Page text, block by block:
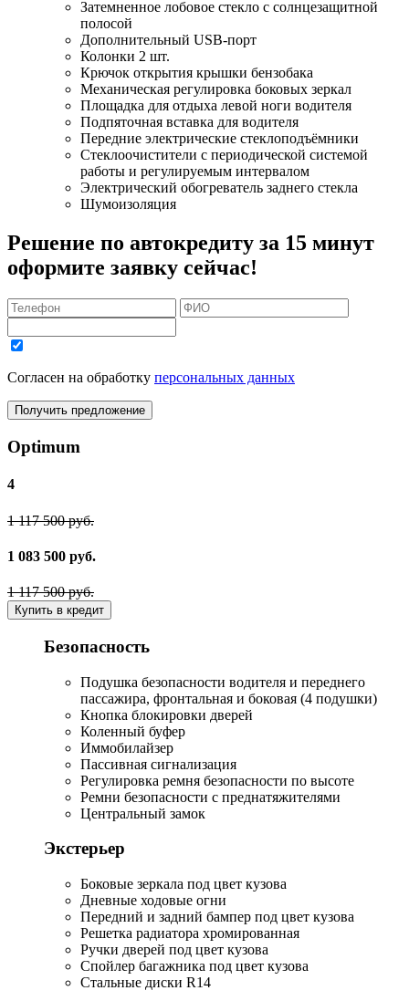
Затемненное лобовое стекло с солнцезащитной
полосой
Дополнительный USB-порт
Колонки 2 шт.
Крючок открытия крышки бензобака
Механическая регулировка боковых зеркал
Площадка для отдыха левой ноги водителя
Подпяточная вставка для водителя
Передние электрические стеклоподъёмники
Стеклоочистители с периодической системой
работы и регулируемым интервалом
Электрический обогреватель заднего стекла
Шумоизоляция
Решение по автокредиту за 15 минут
оформите заявку сейчас!
Согласен на обработку персональных данных
Получить предложение
Optimum
4
1 117 500 руб.
1 083 500 руб.
1 117 500 руб.
Купить в кредит
Безопасность
Подушка безопасности водителя и переднего
пассажира, фронтальная и боковая (4 подушки)
Кнопка блокировки дверей
Коленный буфер
Иммобилайзер
Пассивная сигнализация
Регулировка ремня безопасности по высоте
Ремни безопасности с преднатяжителями
Центральный замок
Экстерьер
Боковые зеркала под цвет кузова
Дневные ходовые огни
Передний и задний бампер под цвет кузова
Решетка радиатора хромированная
Ручки дверей под цвет кузова
Спойлер багажника под цвет кузова
Стальные диски R14